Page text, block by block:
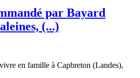
par Bayard
(...)
en famille à Capbreton (Landes),